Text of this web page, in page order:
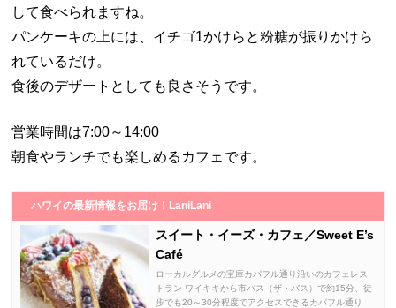
して食べられますね。
パンケーキの上には、イチゴ1かけらと粉糖が振りかけら
れているだけ。
食後のデザートとしても良さそうです。
営業時間は7:00～14:00
朝食やランチでも楽しめるカフェです。
ハワイの最新情報をお届け！LaniLani
スイート・イーズ・カフェ／Sweet E’s
Café
ローカルグルメの宝庫カパフル通り沿いのカフェレス
トラン ワイキキから市バス（ザ・バス）で約15分、徒
歩でも20～30分程度でアクセスできるカパフル通り